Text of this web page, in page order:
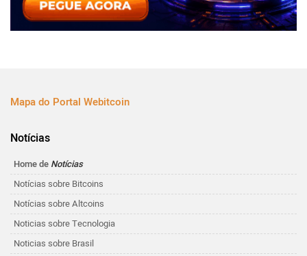
Mapa do Portal Webitcoin
Notícias
Home de Notícias
Notícias sobre Bitcoins
Notícias sobre Altcoins
Noticias sobre Tecnologia
Noticias sobre Brasil